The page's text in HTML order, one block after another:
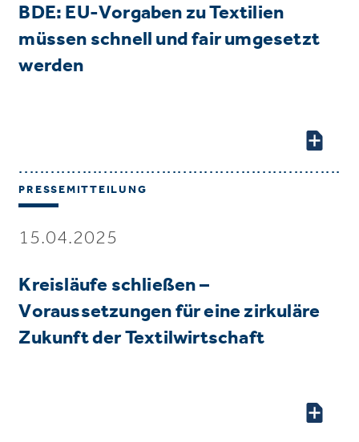
BDE: EU-Vorgaben zu Textilien
müssen schnell und fair umgesetzt
werden
PRESSEMITTEILUNG
15.04.2025
Kreisläufe schließen –
Voraussetzungen für eine zirkuläre
Zukunft der Textilwirtschaft